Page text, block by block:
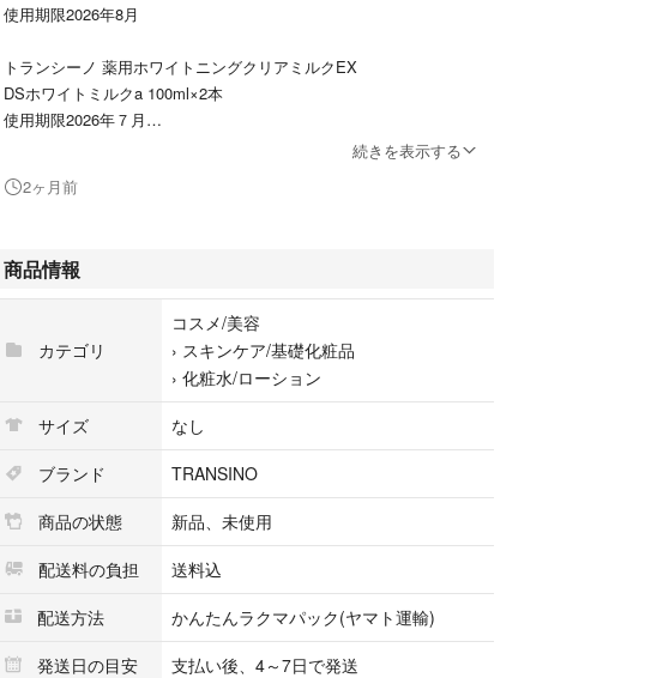
使用期限2026年8月
トランシーノ 薬用ホワイトニングクリアミルクEX
DSホワイトミルクa 100ml×2本
使用期限2026年７月
DS美容液d 30g×2本
株式会社ドクターシーラボ
ラボラボ SKAローションE（ふきとり化粧水）100ml×1本
シャイニング パール プチ 薬用アクネレス クールセラム（ボディ用美
ロレアルパリ エルセーヴエクストラオイル EX R（洗い流さないヘア
トリートメント）2ml×2個
全て未使用品ですが、トランシーノは紙箱は撮影の為に開封済みで
ラクマパックで送ります。
続きを表示する
2ヶ月前
商品情報
カテゴリ
コスメ/美容
› スキンケア/基礎化粧品
› 化粧水/ローション
サイズ
なし
ブランド
TRANSINO
商品の状態
新品、未使用
配送料の負担
送料込
配送方法
かんたんラクマパック(ヤマト運輸)
発送日の目安
支払い後、4～7日で発送